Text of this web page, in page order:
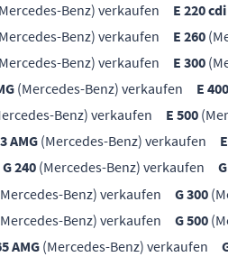
Benz) verkaufen E 220 cdi
Benz) verkaufen E 260
Benz) verkaufen E 300
(Mercedes-Benz) verkaufen E 400
Benz) verkaufen E 500
AMG (Mercedes-Benz) verkaufen
G 240 (Mercedes-Benz) verkaufen
Benz) verkaufen G 300
Benz) verkaufen G 500
AMG (Mercedes-Benz) verkaufen